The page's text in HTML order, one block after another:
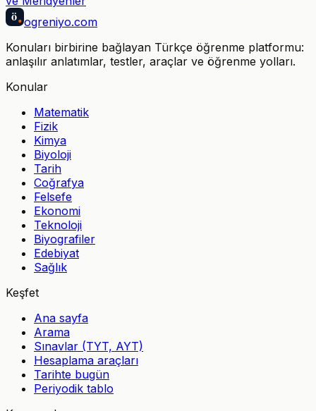
ö ogreniyo.com
Konuları birbirine bağlayan Türkçe öğrenme platformu:
anlaşılır anlatımlar, testler, araçlar ve öğrenme yolları.
Konular
Matematik
Fizik
Kimya
Biyoloji
Tarih
Coğrafya
Felsefe
Ekonomi
Teknoloji
Biyografiler
Edebiyat
Sağlık
Keşfet
Ana sayfa
Arama
Sınavlar (TYT, AYT)
Hesaplama araçları
Tarihte bugün
Periyodik tablo